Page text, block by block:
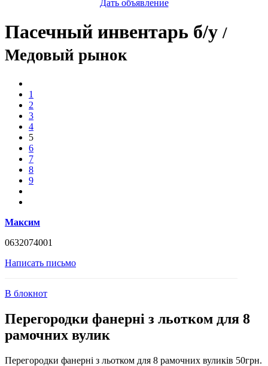
Дать объявление
Пасечный инвентарь б/у/
Медовый рынок
1
2
3
4
5
6
7
8
9
Максим
0632074001
Написать письмо
В блокнот
Перегородки фанерні з льотком для 8
рамочних вулик
Перегородки фанерні з льотком для 8 рамочних вуликів 50грн.